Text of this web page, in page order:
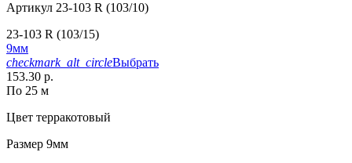
Артикул 23-103 R (103/10)
23-103 R (103/15)
9мм
checkmark_alt_circleВыбрать
153.30 р.
По 25 м
Цвет терракотовый
Размер 9мм